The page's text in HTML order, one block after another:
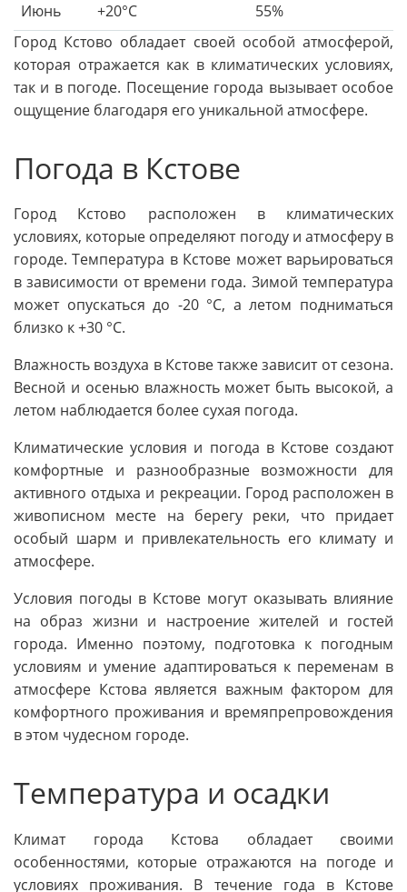
Июнь
+20°C
55%
Город Кстово обладает своей особой атмосферой,
которая отражается как в климатических условиях,
так и в погоде. Посещение города вызывает особое
ощущение благодаря его уникальной атмосфере.
Погода в Кстове
Город Кстово расположен в климатических
условиях, которые определяют погоду и атмосферу в
городе. Температура в Кстове может варьироваться
в зависимости от времени года. Зимой температура
может опускаться до -20 °C, а летом подниматься
близко к +30 °C.
Влажность воздуха в Кстове также зависит от сезона.
Весной и осенью влажность может быть высокой, а
летом наблюдается более сухая погода.
Климатические условия и погода в Кстове создают
комфортные и разнообразные возможности для
активного отдыха и рекреации. Город расположен в
живописном месте на берегу реки, что придает
особый шарм и привлекательность его климату и
атмосфере.
Условия погоды в Кстове могут оказывать влияние
на образ жизни и настроение жителей и гостей
города. Именно поэтому, подготовка к погодным
условиям и умение адаптироваться к переменам в
атмосфере Кстова является важным фактором для
комфортного проживания и времяпрепровождения
в этом чудесном городе.
Температура и осадки
Климат города Кстова обладает своими
особенностями, которые отражаются на погоде и
условиях проживания. В течение года в Кстове